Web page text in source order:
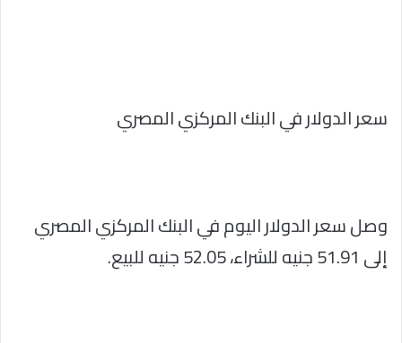
سعر الدولار في البنك المركزي المصري
وصل سعر الدولار اليوم في البنك المركزي المصري
إلى 51.91 جنيه للشراء، 52.05 جنيه للبيع.